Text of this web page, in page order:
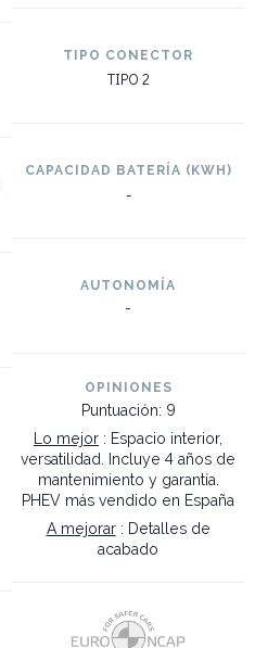
TIPO CONECTOR
TIPO 2
CAPACIDAD BATERÍA (KWH)
-
AUTONOMÍA
-
OPINIONES
Puntuación: 9
Lo mejor : Espacio interior,
versatilidad. Incluye 4 años de
mantenimiento y garantía.
PHEV más vendido en España
A mejorar: Detalles de
acabado